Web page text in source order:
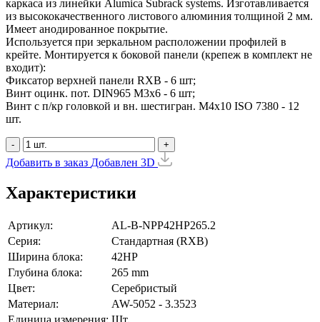
каркаса из линейки Alumica Subrack systems. Изготавливается
из высококачественного листового алюминия толщиной 2 мм.
Имеет анодированное покрытие.
Используется при зеркальном расположении профилей в
крейте. Монтируется к боковой панели (крепеж в комплект не
входит):
Фиксатор верхней панели RXB - 6 шт;
Винт оцинк. пот. DIN965 М3х6 - 6 шт;
Винт с п/кр головкой и вн. шестигран. М4x10 ISO 7380 - 12
шт.
- +
Добавить в заказ Добавлен 3D
Характеристики
Артикул:
AL-B-NPP42HP265.2
Серия:
Стандартная (RXB)
Ширина блока:
42HP
Глубина блока:
265 mm
Цвет:
Серебристый
Материал:
AW-5052 - 3.3523
Единица измерения: Шт.